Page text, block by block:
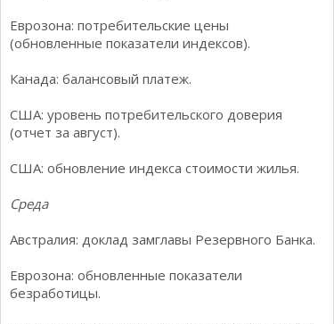
Еврозона: потребительские цены
(обновленные показатели индексов).
Канада: балансовый платеж.
США: уровень потребительского доверия
(отчет за август).
США: обновление индекса стоимости жилья.
Среда
Австралия: доклад замглавы Резервного Банка.
Еврозона: обновленные показатели
безработицы.